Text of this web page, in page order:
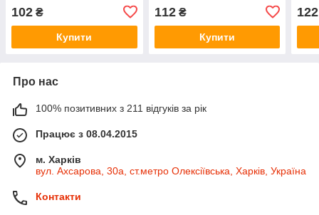
102 ₴
Купити
112₴
Купити
122
Про нас
100% позитивних з 211 відгуків за рік
Працює з 08.04.2015
м. Харків
вул. Ахсарова, 30а, ст.метро Олексіївська, Харків, Україна
Контакти